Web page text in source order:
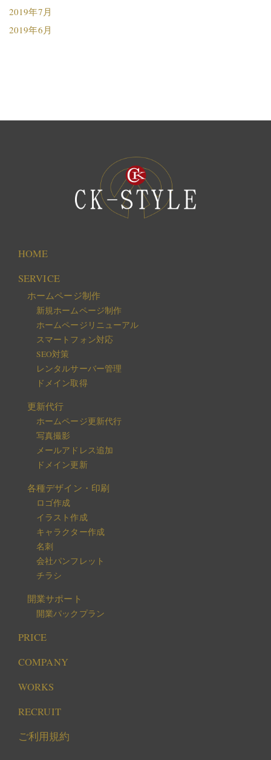
2019年7月
2019年6月
HOME
SERVICE
ホームページ制作
新規ホームページ制作
ホームページリニューアル
スマートフォン対応
SEO対策
レンタルサーバー管理
ドメイン取得
更新代行
ホームページ更新代行
写真撮影
メールアドレス追加
ドメイン更新
各種デザイン・印刷
ロゴ作成
イラスト作成
キャラクター作成
名刺
会社パンフレット
チラシ
開業サポート
開業パックプラン
PRICE
COMPANY
WORKS
RECRUIT
ご利用規約